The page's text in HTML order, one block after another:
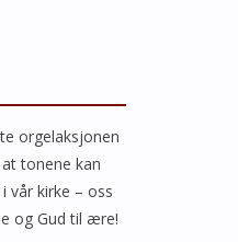
orgelaksjonen
tonene kan
vår kirke – oss
og Gud til ære!